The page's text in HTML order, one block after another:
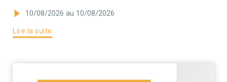
10/08/2026 au 10/08/2026
Lire la suite